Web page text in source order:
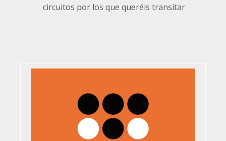
circuitos por los que queréis transitar